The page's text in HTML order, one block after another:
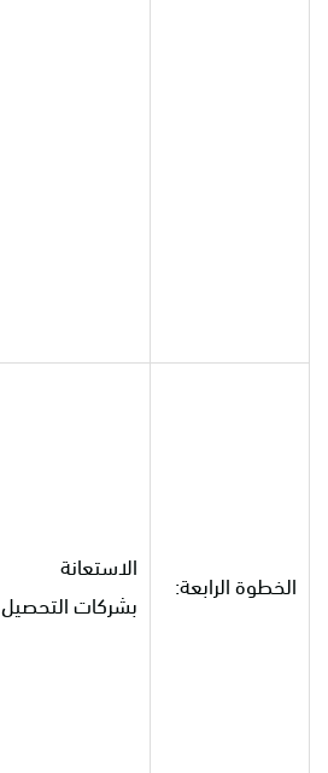
الخطوة الرابعة:
الاستعانة
بشركات التحصيل